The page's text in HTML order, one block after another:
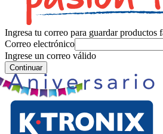
Ingresa tu correo para guardar productos
Correo electrónico
Ingrese un correo válido
Continuar